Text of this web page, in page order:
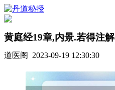
黄庭经19章,内景.若得注解
道医阁 2023-09-19 12:30:30